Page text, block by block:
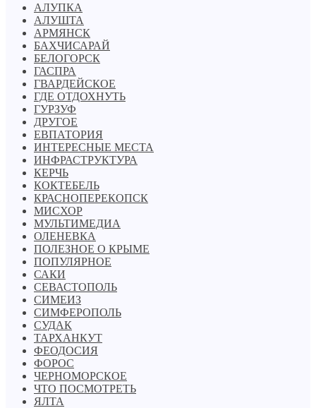
АЛУПКА
АЛУШТА
АРМЯНСК
БАХЧИСАРАЙ
БЕЛОГОРСК
ГАСПРА
ГВАРДЕЙСКОЕ
ГДЕ ОТДОХНУТЬ
ГУРЗУФ
ДРУГОЕ
ЕВПАТОРИЯ
ИНТЕРЕСНЫЕ МЕСТА
ИНФРАСТРУКТУРА
КЕРЧЬ
КОКТЕБЕЛЬ
КРАСНОПЕРЕКОПСК
МИСХОР
МУЛЬТИМЕДИА
ОЛЕНЕВКА
ПОЛЕЗНОЕ О КРЫМЕ
ПОПУЛЯРНОЕ
САКИ
СЕВАСТОПОЛЬ
СИМЕИЗ
СИМФЕРОПОЛЬ
СУДАК
ТАРХАНКУТ
ФЕОДОСИЯ
ФОРОС
ЧЕРНОМОРСКОЕ
ЧТО ПОСМОТРЕТЬ
ЯЛТА